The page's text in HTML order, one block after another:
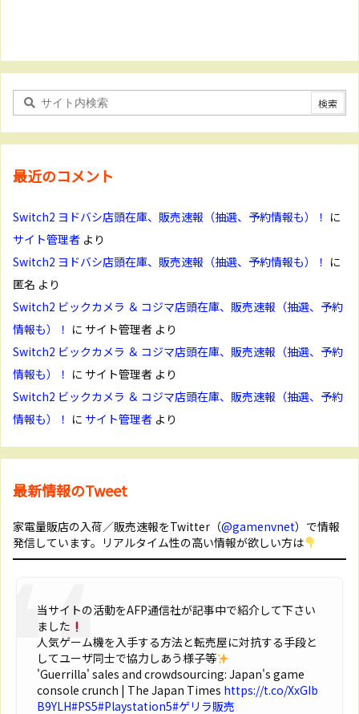
最近のコメント
Switch2 ヨドバシ店頭在庫、販売速報（抽選、予約情報も）！ に
サイト管理者 より
Switch2 ヨドバシ店頭在庫、販売速報（抽選、予約情報も）！ に
匿名 より
Switch2 ビックカメラ ＆ コジマ店頭在庫、販売速報（抽選、予約
情報も）！ に サイト管理者 より
Switch2 ビックカメラ ＆ コジマ店頭在庫、販売速報（抽選、予約
情報も）！ に サイト管理者 より
Switch2 ビックカメラ ＆ コジマ店頭在庫、販売速報（抽選、予約
情報も）！ に サイト管理者 より
最新情報のTweet
家電量販店の入荷／販売速報をTwitter（@gamenvnet）で情報
発信しています。リアルタイム性の高い情報が欲しい方は
当サイトの活動をAFP通信社が記事中で紹介して下さい
ました
人気ゲーム機を入手する方法と転売屋に対抗する手段と
してユーザ同士で協力しあう様子等
'Guerrilla' sales and crowdsourcing: Japan's game
console crunch | The Japan Times https://t.co/XxGIb
B9YLH#PS5#Playstation5#ゲリラ販売